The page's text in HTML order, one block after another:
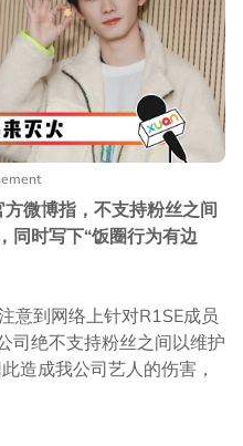
微博指，不支持粉丝之间
同时写下“饭圈行为有边
意到网络上针对R1SE成员
司绝不支持粉丝之间以维护
造成我公司艺人的伤害，